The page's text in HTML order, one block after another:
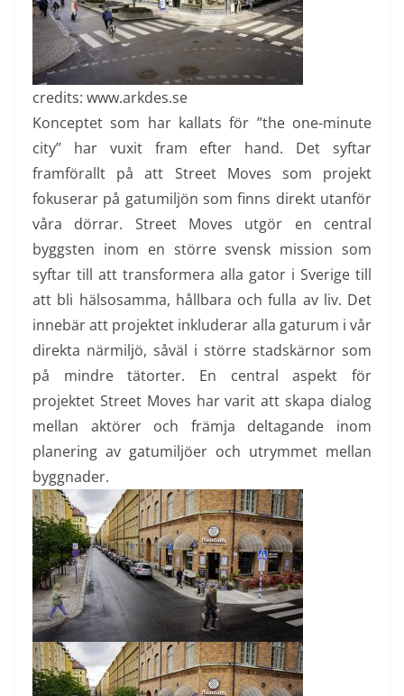
credits: www.arkdes.se
Konceptet som har kallats för ”the one-minute
city” har vuxit fram efter hand. Det syftar
framförallt på att Street Moves som projekt
fokuserar på gatumiljön som finns direkt utanför
våra dörrar. Street Moves utgör en central
byggsten inom en större svensk mission som
syftar till att transformera alla gator i Sverige till
att bli hälsosamma, hållbara och fulla av liv. Det
innebär att projektet inkluderar alla gaturum i vår
direkta närmiljö, såväl i större stadskärnor som
på mindre tätorter. En central aspekt för
projektet Street Moves har varit att skapa dialog
mellan aktörer och främja deltagande inom
planering av gatumiljöer och utrymmet mellan
byggnader.